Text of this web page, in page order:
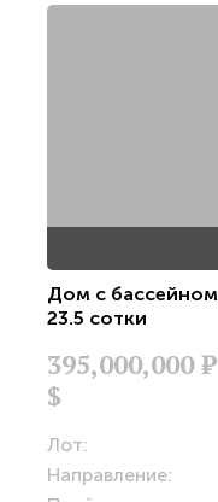
Дом с бассейном
23.5 сотки
395,000,000Р
$
Лот:
Направление: